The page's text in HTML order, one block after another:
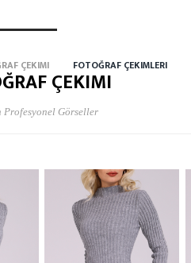
ÇEKIMI FOTOĞRAF ÇEKIMLERI
ÇEKIMI
Profesyonel Görseller